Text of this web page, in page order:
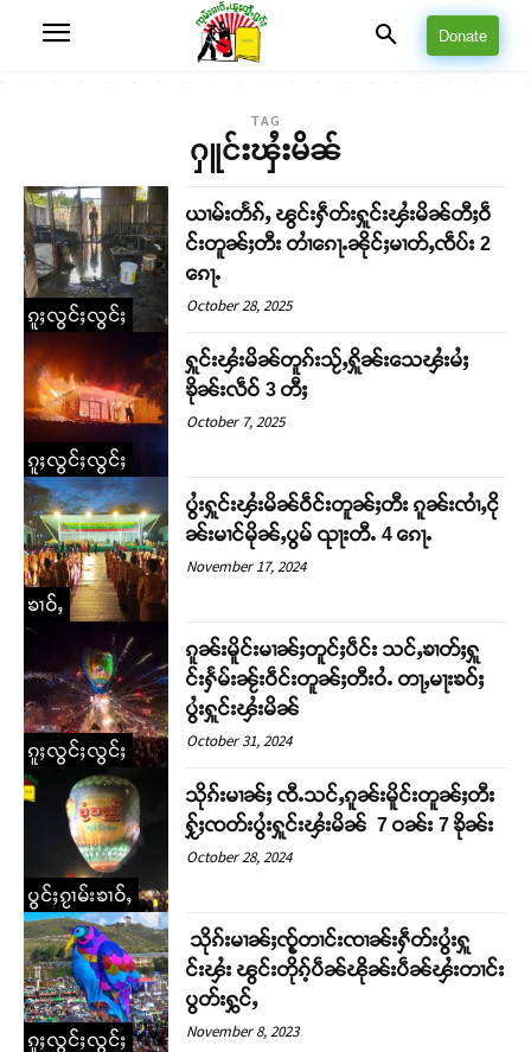
Donate
TAG
ႁူင်းၾႆးမိၼ်
ၵူႈလွင်ႈလွင်ႈ
ယၢမ်းတႅၵ်ႇ ၽွင်းႁဵတ်းႁူင်းၾႆးမိၼ်တီႈဝဵ
င်းတူၼ်ႈတီး တၢႆၵေႃႉၼိုင်ႈမၢတ်ႇၸဵပ်း 2
ၵေႃႉ
October 28, 2025
ၵူႈလွင်ႈလွင်ႈ
ႁူင်းၾႆးမိၼ်တူၵ်းသႂ်ႇႁိူၼ်းသေၾႆးမႆႈ
ၶိုၼ်းလဵဝ် 3 တီႈ
October 7, 2025
ၶၢဝ်ႇ
ပွႆးႁူင်းၾႆးမိၼ်ဝဵင်းတူၼ်ႈတီး ၵူၼ်းၸၢႆႇငို
ၼ်းမၢင်မိုၼ်ႇပွမ် ၺႃးတီႉ 4 ၵေႃႉ
November 17, 2024
ၵူႈလွင်ႈလွင်ႈ
ၵူၼ်းမိူင်းမၢၼ်ႈတူင်ႈပဵင်း သင်ႇၶၢတ်ႈႁူ
င်းႁႅမ်းၼႂ်းဝဵင်းတူၼ်ႈတီးဝႆႉ တႃႇမႃးၶဝ်ႈ
ပွႆးႁူင်းၾႆးမိၼ်
October 31, 2024
ပွင်ႈၵႂၢမ်းၶၢဝ်ႇ
သိုၵ်းမၢၼ်ႈ ၸီႉသင်ႇၵူၼ်းမိူင်းတူၼ်ႈတီး
ႁႂ်ႈၸတ်းပွႆးႁူင်းၾႆးမိၼ် 7 ဝၼ်း 7 ၶိုၼ်း
October 28, 2024
ၵူႈလွင်ႈလွင်ႈ
သိုၵ်းမၢၼ်ႈၸႂ့်တၢင်းၸၢၼ်းႁဵတ်းပွႆးႁူ
င်းၾႆး ၽွင်းတိုၵ့်ပဵၼ်ၽိုၼ်းပဵၼ်ၾႆးတၢင်း
ပွတ်းႁွင်ႇ
November 8, 2023